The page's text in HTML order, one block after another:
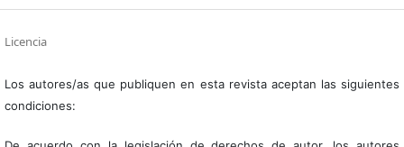
Licencia
Los autores/as que publiquen en esta revista aceptan las siguientes
condiciones: